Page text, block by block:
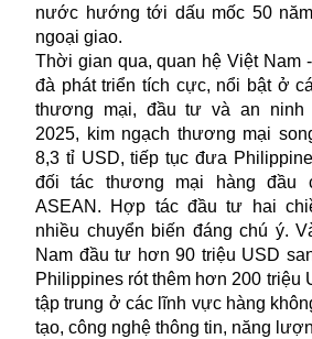
nước hướng tới dấu mốc 50
ngoại giao.
Thời gian qua, quan hệ Việt Nam
đà phát triển tích cực, nổi bật ở
thương mại, đầu tư và an ninh
2025, kim ngạch thương mại
8,3 tỉ USD, tiếp tục đưa
đối tác thương mại hàng đầu
ASEAN. Hợp tác đầu tư hai
nhiều chuyển biến đáng chú ý.
Nam đầu tư hơn 90 triệu USD
Philippines rót thêm hơn 200 triệu
tập trung ở các lĩnh vực hàng
tạo, công nghệ thông tin, năng